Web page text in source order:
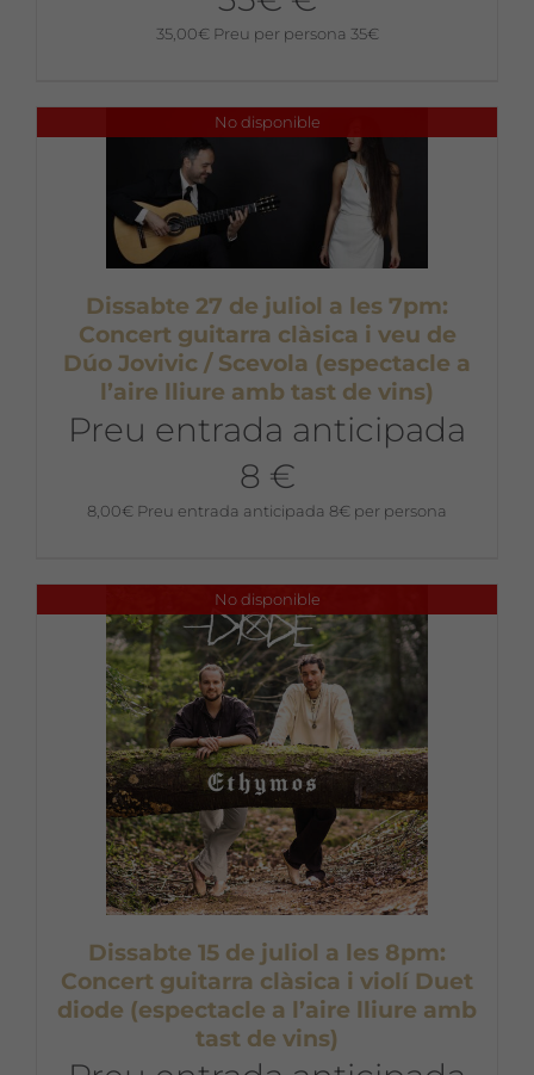
35,00€ Preu per persona 35€
No disponible
Dissabte 27 de juliol a les 7pm:
Concert guitarra clàsica i veu de
Dúo Jovivic / Scevola (espectacle a
l’aire lliure amb tast de vins)
Preu entrada anticipada
8 €
8,00€ Preu entrada anticipada 8€ per persona
No disponible
Dissabte 15 de juliol a les 8pm:
Concert guitarra clàsica i violí Duet
diode (espectacle a l’aire lliure amb
tast de vins)